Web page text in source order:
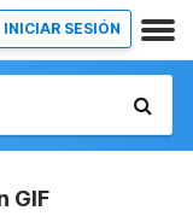
INICIAR SESIÓN
GIF